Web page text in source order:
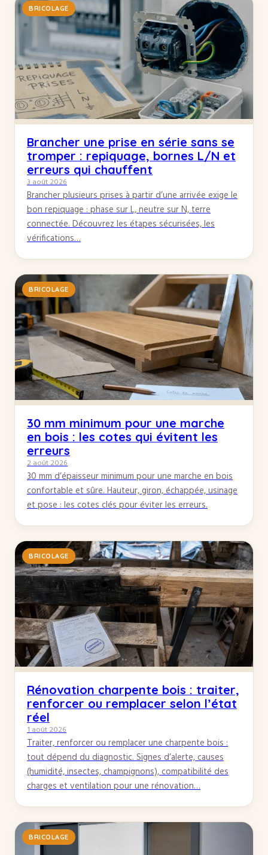
BRICOLAGE
Brancher une prise en série sans se
tromper : repiquage, bornes L/N et
erreurs qui chauffent
3 août 2026
Brancher plusieurs prises à partir d’une arrivée exige le
bon repiquage : phase sur L, neutre sur N, terre
connectée. Découvrez les étapes sécurisées, les
vérifications…
BRICOLAGE
30 mm minimum pour une marche
en bois : les cotes qui évitent les
erreurs
2 août 2026
30 mm d’épaisseur minimum pour une marche en bois
confortable et sûre. Hauteur, giron, échappée, usinage
et pose : les cotes clés pour éviter les erreurs.
BRICOLAGE
Rénovation charpente bois : traiter,
renforcer ou remplacer selon l’état
réel
1 août 2026
Traiter, renforcer ou remplacer une charpente bois :
tout dépend du diagnostic. Signes d’alerte, causes
(humidité, insectes, champignons), compatibilité des
charges et ventilation pour une rénovation…
BRICOLAGE